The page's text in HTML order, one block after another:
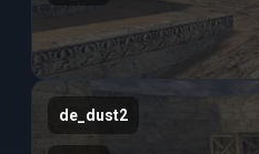
de_dust2